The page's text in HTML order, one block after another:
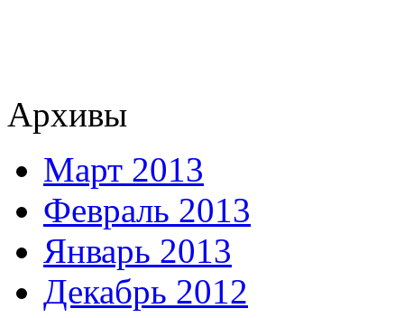
Архивы
Март 2013
Февраль 2013
Январь 2013
Декабрь 2012